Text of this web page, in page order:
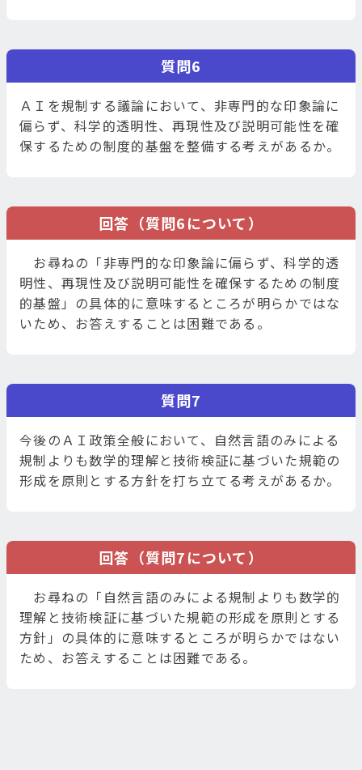
質問6
ＡＩを規制する議論において、非専門的な印象論に
偏らず、科学的透明性、再現性及び説明可能性を確
保するための制度的基盤を整備する考えがあるか。
回答（質問6について）
お尋ねの「非専門的な印象論に偏らず、科学的透
明性、再現性及び説明可能性を確保するための制度
的基盤」の具体的に意味するところが明らかではな
いため、お答えすることは困難である。
質問7
今後のＡＩ政策全般において、自然言語のみによる
規制よりも数学的理解と技術検証に基づいた規範の
形成を原則とする方針を打ち立てる考えがあるか。
回答（質問7について）
お尋ねの「自然言語のみによる規制よりも数学的
理解と技術検証に基づいた規範の形成を原則とする
方針」の具体的に意味するところが明らかではない
ため、お答えすることは困難である。